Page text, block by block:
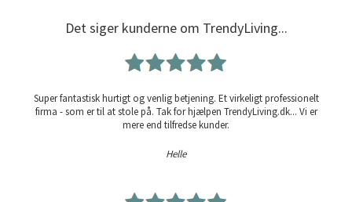
Det siger kunderne om TrendyLiving...
Super fantastisk hurtigt og venlig betjening. Et virkeligt professionelt
firma - som er til at stole på. Tak for hjælpen TrendyLiving.dk... Vi er
mere end tilfredse kunder.
Helle